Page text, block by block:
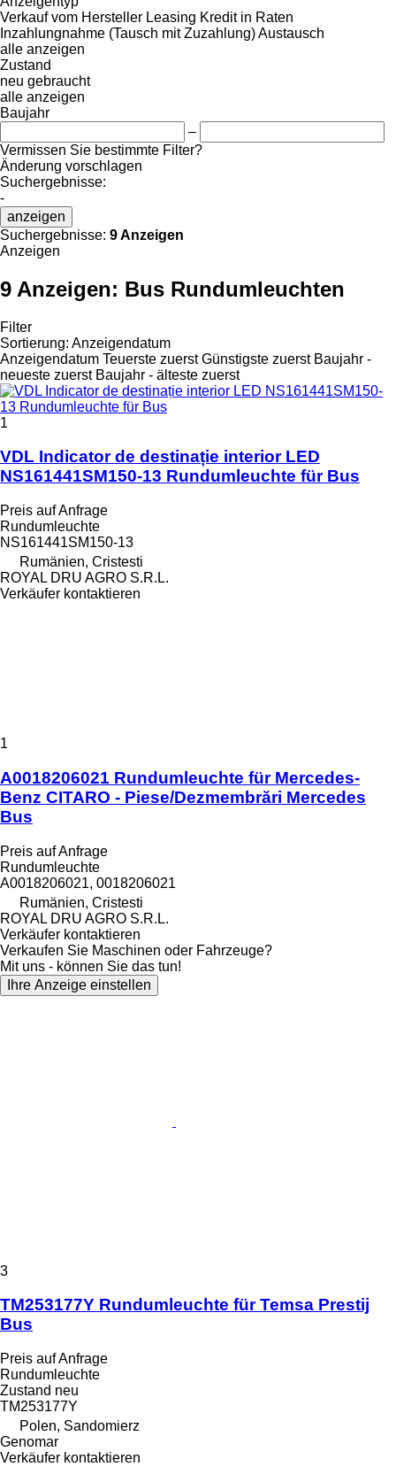
Verkauf vom Hersteller Leasing Kredit in Raten
Inzahlungnahme (Tausch mit Zuzahlung)Austausch
alle anzeigen
Zustand
neu gebraucht
alle anzeigen
Baujahr
–
Vermissen Sie bestimmte Filter?
Änderung vorschlagen
Suchergebnisse:
-
anzeigen
Suchergebnisse: 9 Anzeigen
Anzeigen
9 Anzeigen: Bus Rundumleuchten
Filter
Sortierung: Anzeigendatum
Anzeigendatum Teuerste zuerst Günstigste zuerst Baujahr -
neueste zuerst Baujahr - älteste zuerst
1
VDL Indicator de destinație interior LED
NS161441SM150-13 Rundumleuchte für Bus
Preis auf Anfrage
Rundumleuchte
NS161441SM150-13
Rumänien, Cristesti
ROYAL DRU AGRO S.R.L.
Verkäufer kontaktieren
1
A0018206021 Rundumleuchte für Mercedes-
Benz CITARO - Piese/Dezmembrări Mercedes
Bus
Preis auf Anfrage
Rundumleuchte
A0018206021, 0018206021
Rumänien, Cristesti
ROYAL DRU AGRO S.R.L.
Verkäufer kontaktieren
Verkaufen Sie Maschinen oder Fahrzeuge?
Mit uns - können Sie das tun!
Ihre Anzeige einstellen
3
TM253177Y Rundumleuchte für Temsa Prestij
Bus
Preis auf Anfrage
Rundumleuchte
Zustand neu
TM253177Y
Polen, Sandomierz
Genomar
Verkäufer kontaktieren